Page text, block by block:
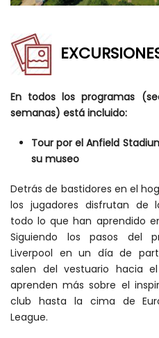
En todos los programas
semanas) está incluido:
Tour por el Anfield
su museo
Detrás de bastidores en el
los jugadores disfrutan de
todo lo que han aprendido
Siguiendo los pasos del
Liverpool en un día de
salen del vestuario hacia
aprenden más sobre el
club hasta la cima de
League.